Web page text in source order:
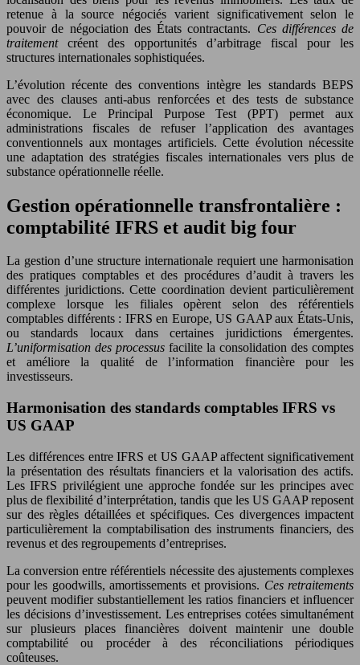
retenue à la source négociés varient significativement selon le
pouvoir de négociation des États contractants. Ces différences de
traitement créent des opportunités d’arbitrage fiscal pour les
structures internationales sophistiquées.
L’évolution récente des conventions intègre les standards BEPS
avec des clauses anti-abus renforcées et des tests de substance
économique. Le Principal Purpose Test (PPT) permet aux
administrations fiscales de refuser l’application des avantages
conventionnels aux montages artificiels. Cette évolution nécessite
une adaptation des stratégies fiscales internationales vers plus de
substance opérationnelle réelle.
Gestion opérationnelle transfrontalière :
comptabilité IFRS et audit big four
La gestion d’une structure internationale requiert une harmonisation
des pratiques comptables et des procédures d’audit à travers les
différentes juridictions. Cette coordination devient particulièrement
complexe lorsque les filiales opèrent selon des référentiels
comptables différents : IFRS en Europe, US GAAP aux États-Unis,
ou standards locaux dans certaines juridictions émergentes.
L’uniformisation des processus facilite la consolidation des comptes
et améliore la qualité de l’information financière pour les
investisseurs.
Harmonisation des standards comptables IFRS vs
US GAAP
Les différences entre IFRS et US GAAP affectent significativement
la présentation des résultats financiers et la valorisation des actifs.
Les IFRS privilégient une approche fondée sur les principes avec
plus de flexibilité d’interprétation, tandis que les US GAAP reposent
sur des règles détaillées et spécifiques. Ces divergences impactent
particulièrement la comptabilisation des instruments financiers, des
revenus et des regroupements d’entreprises.
La conversion entre référentiels nécessite des ajustements complexes
pour les goodwills, amortissements et provisions. Ces retraitements
peuvent modifier substantiellement les ratios financiers et influencer
les décisions d’investissement. Les entreprises cotées simultanément
sur plusieurs places financières doivent maintenir une double
comptabilité ou procéder à des réconciliations périodiques
coûteuses.